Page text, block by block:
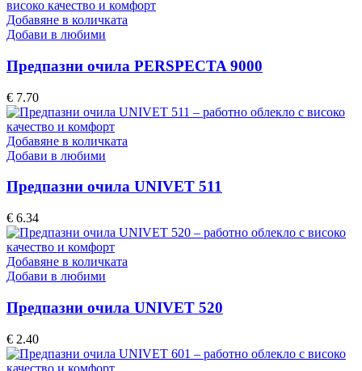
Добавяне в количката
Добави в любими
Предпазни очила PERSPECTA 9000
€ 7.70
Добавяне в количката
Добави в любими
Предпазни очила UNIVET 511
€ 6.34
Добавяне в количката
Добави в любими
Предпазни очила UNIVET 520
€ 2.40